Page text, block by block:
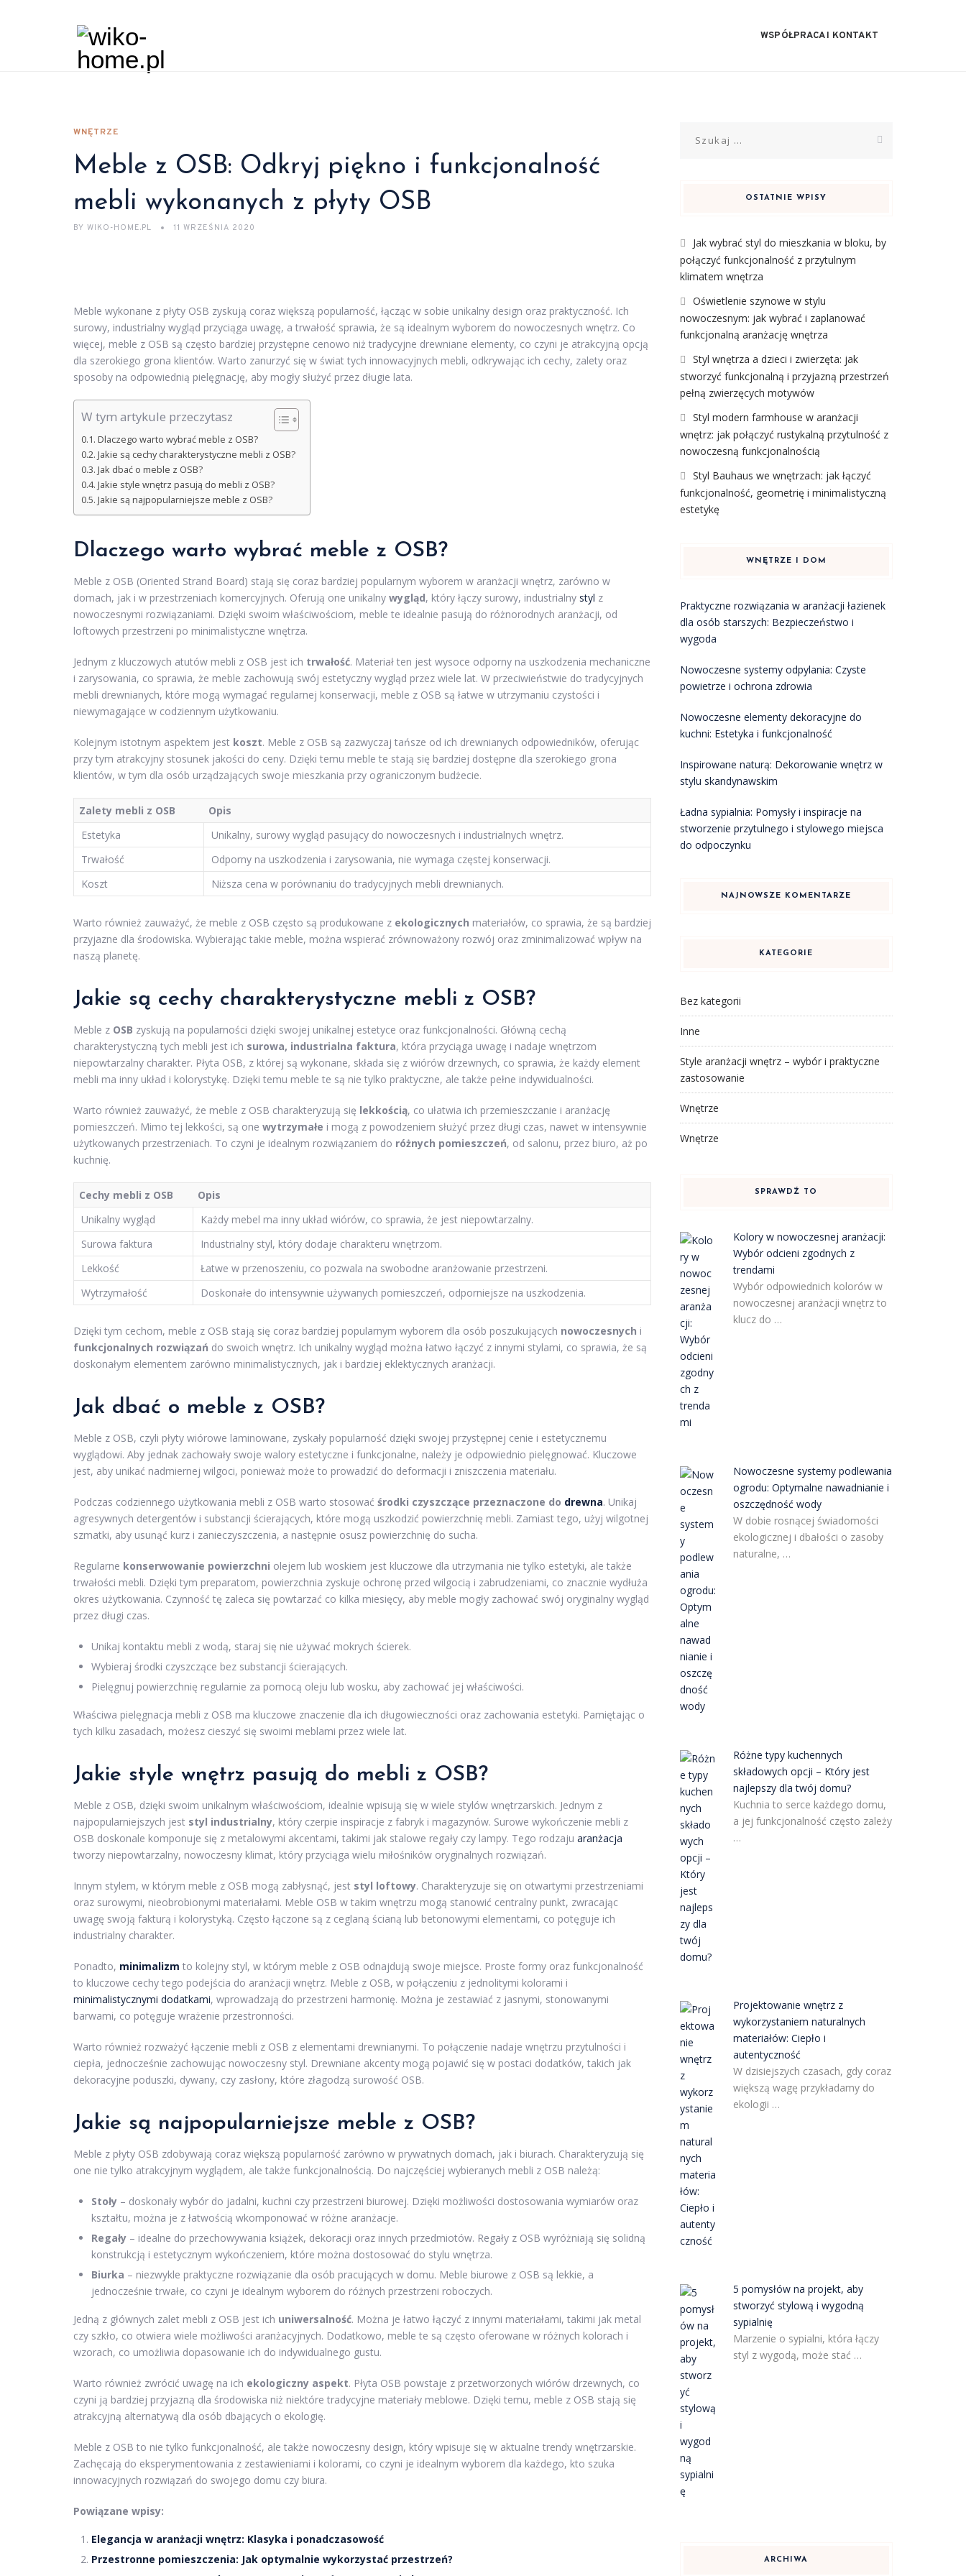
WSPÓŁPRACA I KONTAKT
WNĘTRZE
Meble z OSB: Odkryj piękno i funkcjonalność
mebli wykonanych z płyty OSB
BY WIKO-HOME.PL 11 WRZEŚNIA 2020
Meble wykonane z płyty OSB zyskują coraz większą popularność, łącząc w sobie unikalny design oraz praktyczność. Ich
surowy, industrialny wygląd przyciąga uwagę, a trwałość sprawia, że są idealnym wyborem do nowoczesnych wnętrz. Co
więcej, meble z OSB są często bardziej przystępne cenowo niż tradycyjne drewniane elementy, co czyni je atrakcyjną opcją
dla szerokiego grona klientów. Warto zanurzyć się w świat tych innowacyjnych mebli, odkrywając ich cechy, zalety oraz
sposoby na odpowiednią pielęgnację, aby mogły służyć przez długie lata.
W tym artykule przeczytasz
Dlaczego warto wybrać meble z OSB?
Jakie są cechy charakterystyczne mebli z OSB?
Jak dbać o meble z OSB?
Jakie style wnętrz pasują do mebli z OSB?
Jakie są najpopularniejsze meble z OSB?
Dlaczego warto wybrać meble z OSB?
Meble z OSB (Oriented Strand Board) stają się coraz bardziej popularnym wyborem w aranżacji wnętrz, zarówno w
domach, jak i w przestrzeniach komercyjnych. Oferują one unikalny wygląd, który łączy surowy, industrialny styl z
nowoczesnymi rozwiązaniami. Dzięki swoim właściwościom, meble te idealnie pasują do różnorodnych aranżacji, od
loftowych przestrzeni po minimalistyczne wnętrza.
Jednym z kluczowych atutów mebli z OSB jest ich trwałość. Materiał ten jest wysoce odporny na uszkodzenia mechaniczne
i zarysowania, co sprawia, że meble zachowują swój estetyczny wygląd przez wiele lat. W przeciwieństwie do tradycyjnych
mebli drewnianych, które mogą wymagać regularnej konserwacji, meble z OSB są łatwe w utrzymaniu czystości i
niewymagające w codziennym użytkowaniu.
Kolejnym istotnym aspektem jest koszt. Meble z OSB są zazwyczaj tańsze od ich drewnianych odpowiedników, oferując
przy tym atrakcyjny stosunek jakości do ceny. Dzięki temu meble te stają się bardziej dostępne dla szerokiego grona
klientów, w tym dla osób urządzających swoje mieszkania przy ograniczonym budżecie.
Zalety mebli z OSB
Opis
Estetyka
Unikalny, surowy wygląd pasujący do nowoczesnych i industrialnych wnętrz.
Trwałość
Odporny na uszkodzenia i zarysowania, nie wymaga częstej konserwacji.
Koszt
Niższa cena w porównaniu do tradycyjnych mebli drewnianych.
Warto również zauważyć, że meble z OSB często są produkowane z ekologicznych materiałów, co sprawia, że są bardziej
przyjazne dla środowiska. Wybierając takie meble, można wspierać zrównoważony rozwój oraz zminimalizować wpływ na
naszą planetę.
Jakie są cechy charakterystyczne mebli z OSB?
Meble z OSB zyskują na popularności dzięki swojej unikalnej estetyce oraz funkcjonalności. Główną cechą
charakterystyczną tych mebli jest ich surowa, industrialna faktura, która przyciąga uwagę i nadaje wnętrzom
niepowtarzalny charakter. Płyta OSB, z której są wykonane, składa się z wiórów drzewnych, co sprawia, że każdy element
mebli ma inny układ i kolorystykę. Dzięki temu meble te są nie tylko praktyczne, ale także pełne indywidualności.
Warto również zauważyć, że meble z OSB charakteryzują się lekkością, co ułatwia ich przemieszczanie i aranżację
pomieszczeń. Mimo tej lekkości, są one wytrzymałe i mogą z powodzeniem służyć przez długi czas, nawet w intensywnie
użytkowanych przestrzeniach. To czyni je idealnym rozwiązaniem do różnych pomieszczeń, od salonu, przez biuro, aż po
kuchnię.
Cechy mebli z OSB
Opis
Unikalny wygląd
Każdy mebel ma inny układ wiórów, co sprawia, że jest niepowtarzalny.
Surowa faktura
Industrialny styl, który dodaje charakteru wnętrzom.
Lekkość
Łatwe w przenoszeniu, co pozwala na swobodne aranżowanie przestrzeni.
Wytrzymałość
Doskonałe do intensywnie używanych pomieszczeń, odporniejsze na uszkodzenia.
Dzięki tym cechom, meble z OSB stają się coraz bardziej popularnym wyborem dla osób poszukujących nowoczesnych i
funkcjonalnych rozwiązań do swoich wnętrz. Ich unikalny wygląd można łatwo łączyć z innymi stylami, co sprawia, że są
doskonałym elementem zarówno minimalistycznych, jak i bardziej eklektycznych aranżacji.
Jak dbać o meble z OSB?
Meble z OSB, czyli płyty wiórowe laminowane, zyskały popularność dzięki swojej przystępnej cenie i estetycznemu
wyglądowi. Aby jednak zachowały swoje walory estetyczne i funkcjonalne, należy je odpowiednio pielęgnować. Kluczowe
jest, aby unikać nadmiernej wilgoci, ponieważ może to prowadzić do deformacji i zniszczenia materiału.
Podczas codziennego użytkowania mebli z OSB warto stosować środki czyszczące przeznaczone do drewna. Unikaj
agresywnych detergentów i substancji ścierających, które mogą uszkodzić powierzchnię mebli. Zamiast tego, użyj wilgotnej
szmatki, aby usunąć kurz i zanieczyszczenia, a następnie osusz powierzchnię do sucha.
Regularne konserwowanie powierzchni olejem lub woskiem jest kluczowe dla utrzymania nie tylko estetyki, ale także
trwałości mebli. Dzięki tym preparatom, powierzchnia zyskuje ochronę przed wilgocią i zabrudzeniami, co znacznie wydłuża
okres użytkowania. Czynność tę zaleca się powtarzać co kilka miesięcy, aby meble mogły zachować swój oryginalny wygląd
przez długi czas.
Unikaj kontaktu mebli z wodą, staraj się nie używać mokrych ścierek.
Wybieraj środki czyszczące bez substancji ścierających.
Pielęgnuj powierzchnię regularnie za pomocą oleju lub wosku, aby zachować jej właściwości.
Właściwa pielęgnacja mebli z OSB ma kluczowe znaczenie dla ich długowieczności oraz zachowania estetyki. Pamiętając o
tych kilku zasadach, możesz cieszyć się swoimi meblami przez wiele lat.
Jakie style wnętrz pasują do mebli z OSB?
Meble z OSB, dzięki swoim unikalnym właściwościom, idealnie wpisują się w wiele stylów wnętrzarskich. Jednym z
najpopularniejszych jest styl industrialny, który czerpie inspiracje z fabryk i magazynów. Surowe wykończenie mebli z
OSB doskonale komponuje się z metalowymi akcentami, takimi jak stalowe regały czy lampy. Tego rodzaju aranżacja
tworzy niepowtarzalny, nowoczesny klimat, który przyciąga wielu miłośników oryginalnych rozwiązań.
Innym stylem, w którym meble z OSB mogą zabłysnąć, jest styl loftowy. Charakteryzuje się on otwartymi przestrzeniami
oraz surowymi, nieobrobionymi materiałami. Meble OSB w takim wnętrzu mogą stanowić centralny punkt, zwracając
uwagę swoją fakturą i kolorystyką. Często łączone są z ceglaną ścianą lub betonowymi elementami, co potęguje ich
industrialny charakter.
Ponadto, minimalizm to kolejny styl, w którym meble z OSB odnajdują swoje miejsce. Proste formy oraz funkcjonalność
to kluczowe cechy tego podejścia do aranżacji wnętrz. Meble z OSB, w połączeniu z jednolitymi kolorami i
minimalistycznymi dodatkami, wprowadzają do przestrzeni harmonię. Można je zestawiać z jasnymi, stonowanymi
barwami, co potęguje wrażenie przestronności.
Warto również rozważyć łączenie mebli z OSB z elementami drewnianymi. To połączenie nadaje wnętrzu przytulności i
ciepła, jednocześnie zachowując nowoczesny styl. Drewniane akcenty mogą pojawić się w postaci dodatków, takich jak
dekoracyjne poduszki, dywany, czy zasłony, które złagodzą surowość OSB.
Jakie są najpopularniejsze meble z OSB?
Meble z płyty OSB zdobywają coraz większą popularność zarówno w prywatnych domach, jak i biurach. Charakteryzują się
one nie tylko atrakcyjnym wyglądem, ale także funkcjonalnością. Do najczęściej wybieranych mebli z OSB należą:
Stoły – doskonały wybór do jadalni, kuchni czy przestrzeni biurowej. Dzięki możliwości dostosowania wymiarów oraz
kształtu, można je z łatwością wkomponować w różne aranżacje.
Regały – idealne do przechowywania książek, dekoracji oraz innych przedmiotów. Regały z OSB wyróżniają się solidną
konstrukcją i estetycznym wykończeniem, które można dostosować do stylu wnętrza.
Biurka – niezwykle praktyczne rozwiązanie dla osób pracujących w domu. Meble biurowe z OSB są lekkie, a
jednocześnie trwałe, co czyni je idealnym wyborem do różnych przestrzeni roboczych.
Jedną z głównych zalet mebli z OSB jest ich uniwersalność. Można je łatwo łączyć z innymi materiałami, takimi jak metal
czy szkło, co otwiera wiele możliwości aranżacyjnych. Dodatkowo, meble te są często oferowane w różnych kolorach i
wzorach, co umożliwia dopasowanie ich do indywidualnego gustu.
Warto również zwrócić uwagę na ich ekologiczny aspekt. Płyta OSB powstaje z przetworzonych wiórów drzewnych, co
czyni ją bardziej przyjazną dla środowiska niż niektóre tradycyjne materiały meblowe. Dzięki temu, meble z OSB stają się
atrakcyjną alternatywą dla osób dbających o ekologię.
Meble z OSB to nie tylko funkcjonalność, ale także nowoczesny design, który wpisuje się w aktualne trendy wnętrzarskie.
Zachęcają do eksperymentowania z zestawieniami i kolorami, co czyni je idealnym wyborem dla każdego, kto szuka
innowacyjnych rozwiązań do swojego domu czy biura.
Powiązane wpisy:
Elegancja w aranżacji wnętrz: Klasyka i ponadczasowość
Przestronne pomieszczenia: Jak optymalnie wykorzystać przestrzeń?
OSTATNIE WPISY
Jak wybrać styl do mieszkania w bloku, by
połączyć funkcjonalność z przytulnym
klimatem wnętrza
Oświetlenie szynowe w stylu
nowoczesnym: jak wybrać i zaplanować
funkcjonalną aranżację wnętrza
Styl wnętrza a dzieci i zwierzęta: jak
stworzyć funkcjonalną i przyjazną przestrzeń
pełną zwierzęcych motywów
Styl modern farmhouse w aranżacji
wnętrz: jak połączyć rustykalną przytulność z
nowoczesną funkcjonalnością
Styl Bauhaus we wnętrzach: jak łączyć
funkcjonalność, geometrię i minimalistyczną
estetykę
WNĘTRZE I DOM
Praktyczne rozwiązania w aranżacji łazienek
dla osób starszych: Bezpieczeństwo i
wygoda
Nowoczesne systemy odpylania: Czyste
powietrze i ochrona zdrowia
Nowoczesne elementy dekoracyjne do
kuchni: Estetyka i funkcjonalność
Inspirowane naturą: Dekorowanie wnętrz w
stylu skandynawskim
Ładna sypialnia: Pomysły i inspiracje na
stworzenie przytulnego i stylowego miejsca
do odpoczynku
NAJNOWSZE KOMENTARZE
KATEGORIE
Bez kategorii
Inne
Style aranżacji wnętrz – wybór i praktyczne
zastosowanie
Wnętrze
Wnętrze
SPRAWDŹ TO
Kolory w nowoczesnej aranżacji:
Wybór odcieni zgodnych z
trendami
Wybór odpowiednich kolorów w
nowoczesnej aranżacji wnętrz to
klucz do …
Nowoczesne systemy podlewania
ogrodu: Optymalne nawadnianie i
oszczędność wody
W dobie rosnącej świadomości
ekologicznej i dbałości o zasoby
naturalne, …
Różne typy kuchennych
składowych opcji – Który jest
najlepszy dla twój domu?
Kuchnia to serce każdego domu,
a jej funkcjonalność często zależy
…
Projektowanie wnętrz z
wykorzystaniem naturalnych
materiałów: Ciepło i
autentyczność
W dzisiejszych czasach, gdy coraz
większą wagę przykładamy do
ekologii …
5 pomysłów na projekt, aby
stworzyć stylową i wygodną
sypialnię
Marzenie o sypialni, która łączy
styl z wygodą, może stać …
ARCHIWA